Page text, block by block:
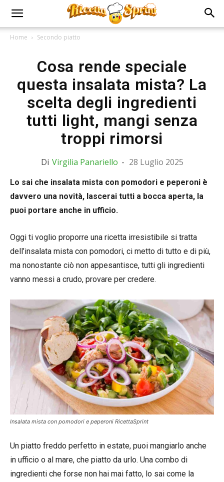
Home Secondo piatto
Cosa rende speciale
questa insalata mista? La
scelta degli ingredienti
tutti light, mangi senza
troppi rimorsi
Di Virgilia Panariello - 28 Luglio 2025
Lo sai che insalata mista con pomodori e peperoni è
davvero una novità, lascerai tutti a bocca aperta, la
puoi portare anche in ufficio.
Oggi ti voglio proporre una ricetta irresistibile si tratta
dell’insalata mista con pomodori, ci metto di tutto e di più,
ma nonostante ciò non appesantisce, tutti gli ingredienti
vanno messi a crudo, provare per credere.
Insalata mista con pomodori e peperoni RicettaSprint
Un piatto freddo perfetto in estate, puoi mangiarlo anche
in ufficio o al mare, che piatto da urlo. Una combo di
ingredienti che forse non hai mai fatto, lo sai come la